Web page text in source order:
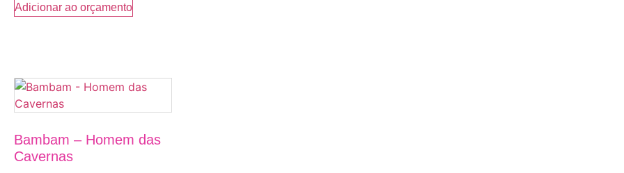
Adicionar ao orçamento
Bambam – Homem das
Cavernas